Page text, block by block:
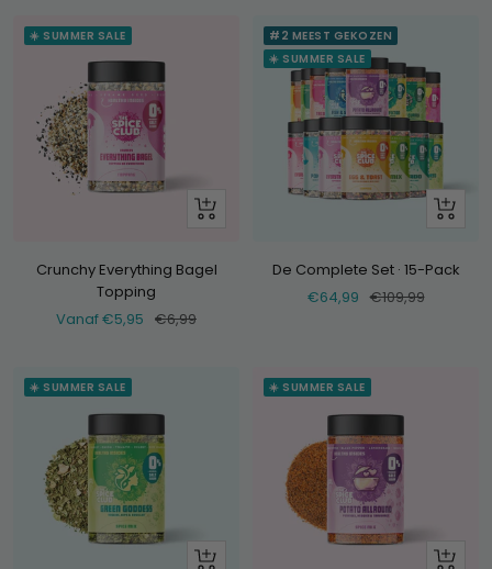
☀️ SUMMER SALE
Bekijk
Crunchy Everything Bagel
Topping
Verkoopprijs
Vanaf €5,95 Normale
€6,99
#2 MEEST GEKOZEN
☀️ SUMMER SALE
+
De Complete Set · 15-Pack
Verkoopprijs
€64,99 Normale
€109,99
☀️ SUMMER SALE
Bekijk
☀️ SUMMER SALE
Bekijk